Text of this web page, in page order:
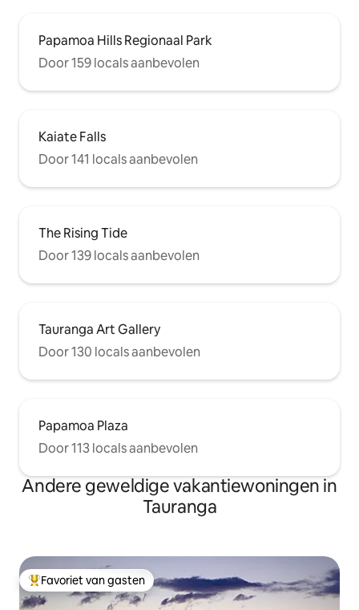
Papamoa Hills Regionaal Park
Door 159 locals aanbevolen
Kaiate Falls
Door 141 locals aanbevolen
The Rising Tide
Door 139 locals aanbevolen
Tauranga Art Gallery
Door 130 locals aanbevolen
Papamoa Plaza
Door 113 locals aanbevolen
Andere geweldige vakantiewoningen in
Tauranga
Topfavoriet van gasten
Favoriet van gasten